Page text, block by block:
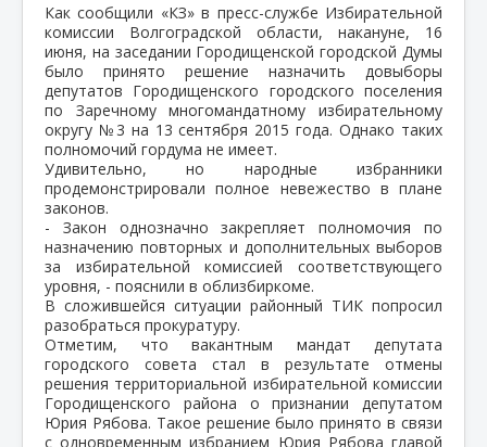
Как сообщили «КЗ» в пресс-службе Избирательной
комиссии Волгоградской области, накануне, 16
июня, на заседании Городищенской городской Думы
было принято решение назначить довыборы
депутатов Городищенского городского поселения
по Заречному многомандатному избирательному
округу №3 на 13 сентября 2015 года.Однако таких
полномочий гордума не имеет.
Удивительно, но народные избранники
продемонстрировали полное невежество в плане
законов.
- Закон однозначно закрепляет полномочия по
назначению повторных и дополнительных выборов
за избирательной комиссией соответствующего
уровня, - пояснили в облизбиркоме.
В сложившейся ситуации районный ТИК попросил
разобраться прокуратуру.
Отметим, что вакантным мандат депутата
городского совета стал в результате отмены
решения территориальной избирательной комиссии
Городищенского района о признании депутатом
Юрия Рябова. Такое решение было принято в связи
с одновременным избранием Юрия Рябова главой